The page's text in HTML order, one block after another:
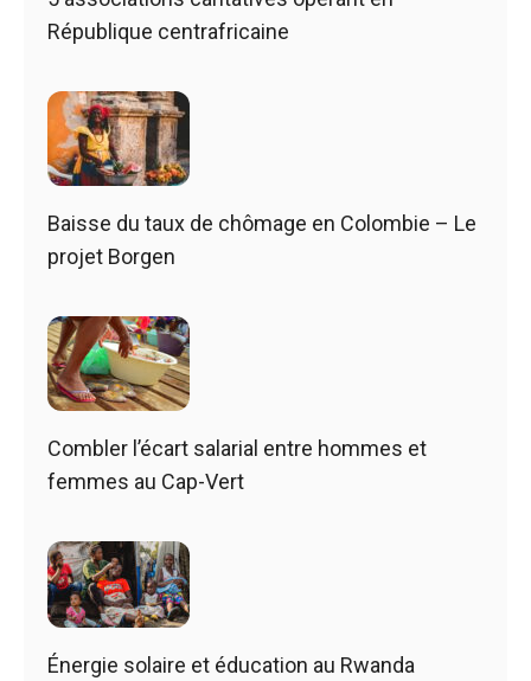
République centrafricaine
Baisse du taux de chômage en Colombie – Le
projet Borgen
Combler l’écart salarial entre hommes et
femmes au Cap-Vert
Énergie solaire et éducation au Rwanda